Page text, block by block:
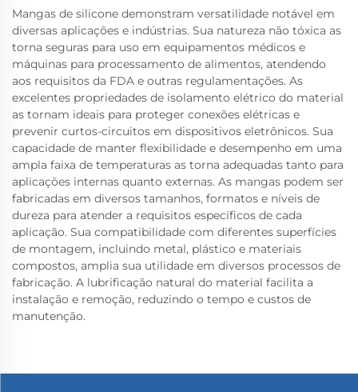
Mangas de silicone demonstram versatilidade notável em
diversas aplicações e indústrias. Sua natureza não tóxica as
torna seguras para uso em equipamentos médicos e
máquinas para processamento de alimentos, atendendo
aos requisitos da FDA e outras regulamentações. As
excelentes propriedades de isolamento elétrico do material
as tornam ideais para proteger conexões elétricas e
prevenir curtos-circuitos em dispositivos eletrônicos. Sua
capacidade de manter flexibilidade e desempenho em uma
ampla faixa de temperaturas as torna adequadas tanto para
aplicações internas quanto externas. As mangas podem ser
fabricadas em diversos tamanhos, formatos e níveis de
dureza para atender a requisitos específicos de cada
aplicação. Sua compatibilidade com diferentes superfícies
de montagem, incluindo metal, plástico e materiais
compostos, amplia sua utilidade em diversos processos de
fabricação. A lubrificação natural do material facilita a
instalação e remoção, reduzindo o tempo e custos de
manutenção.